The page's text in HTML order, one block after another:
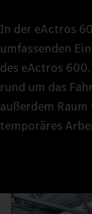
In der eActros
umfassenden
des eActros
rund um das
außerdem
temporäres